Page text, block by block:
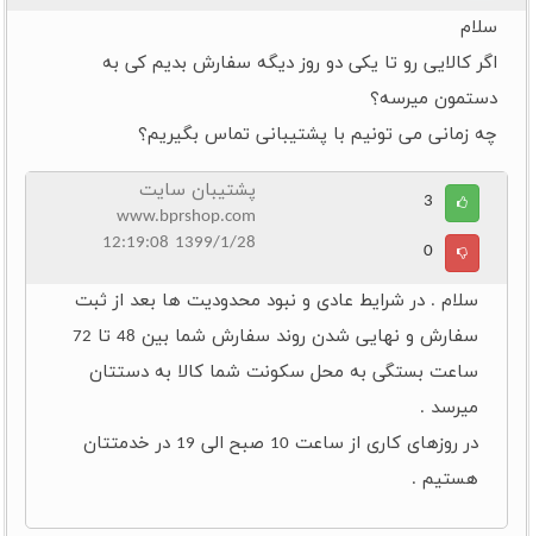
سلام
اگر کالایی رو تا یکی دو روز دیگه سفارش بدیم کی به
دستمون میرسه؟
چه زمانی می تونیم با پشتیبانی تماس بگیریم؟
3
0
پشتیبان سایت
www.bprshop.com
1399/1/28 12:19:08
سلام . در شرایط عادی و نبود محدودیت ها بعد از ثبت
سفارش و نهایی شدن روند سفارش شما بین 48 تا 72
ساعت بستگی به محل سکونت شما کالا به دستتان
میرسد .
در روزهای کاری از ساعت 10 صبح الی 19 در خدمتتان
هستیم .